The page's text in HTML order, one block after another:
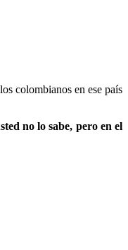
colombianos en ese país
no lo sabe, pero en el